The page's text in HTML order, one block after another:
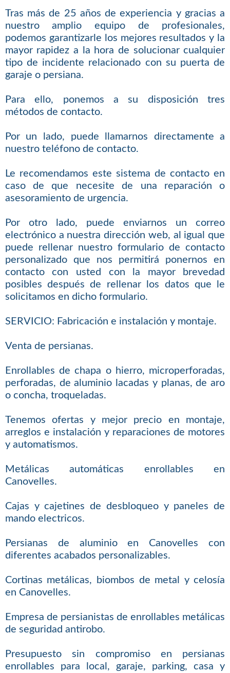
Tras más de 25 años de experiencia y gracias a
nuestro amplio equipo de profesionales,
podemos garantizarle los mejores resultados y la
mayor rapidez a la hora de solucionar cualquier
tipo de incidente relacionado con su puerta de
garaje o persiana.
Para ello, ponemos a su disposición tres
métodos de contacto.
Por un lado, puede llamarnos directamente a
nuestro teléfono de contacto.
Le recomendamos este sistema de contacto en
caso de que necesite de una reparación o
asesoramiento de urgencia.
Por otro lado, puede enviarnos un correo
electrónico a nuestra dirección web, al igual que
puede rellenar nuestro formulario de contacto
personalizado que nos permitirá ponernos en
contacto con usted con la mayor brevedad
posibles después de rellenar los datos que le
solicitamos en dicho formulario.
SERVICIO: Fabricación e instalación y montaje.
Venta de persianas.
Enrollables de chapa o hierro, microperforadas,
perforadas, de aluminio lacadas y planas, de aro
o concha, troqueladas.
Tenemos ofertas y mejor precio en montaje,
arreglos e instalación y reparaciones de motores
y automatismos.
Metálicas automáticas enrollables en
Canovelles.
Cajas y cajetines de desbloqueo y paneles de
mando electricos.
Persianas de aluminio en Canovelles con
diferentes acabados personalizables.
Cortinas metálicas, biombos de metal y celosía
en Canovelles.
Empresa de persianistas de enrollables metálicas
de seguridad antirobo.
Presupuesto sin compromiso en persianas
enrollables para local, garaje, parking, casa y